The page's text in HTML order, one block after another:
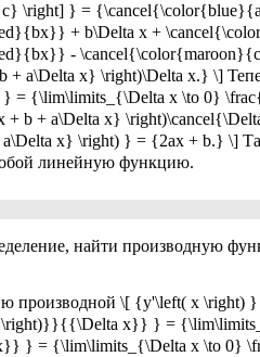
\right] } =
+ b\Delta x +
-
+ a\Delta x} \right)\Delta x.} \]
} = {\lim\limits_{\Delta x \to 0}
+ b + a\Delta x}
x} \right) } = {2ax + b.} \]
линейную функцию.
найти производную
производной \[ {y'\left( x
\right)}}{{\Delta x}} } =
} = {\lim\limits_{\Delta x \to 0}